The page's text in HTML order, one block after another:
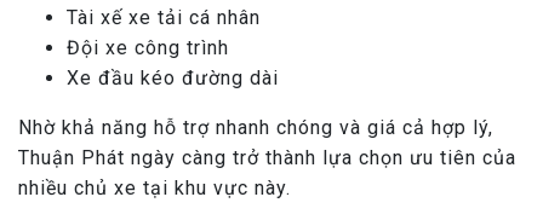
Tài xế xe tải cá nhân
Đội xe công trình
Xe đầu kéo đường dài
Nhờ khả năng hỗ trợ nhanh chóng và giá cả hợp lý,
Thuận Phát ngày càng trở thành lựa chọn ưu tiên của
nhiều chủ xe tại khu vực này.